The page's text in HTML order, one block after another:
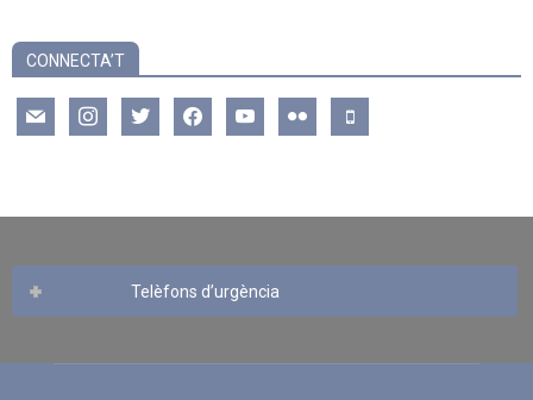
CONNECTA’T
mail instagramtwitter facebookyoutube flickr mobile
Telèfons d’urgència